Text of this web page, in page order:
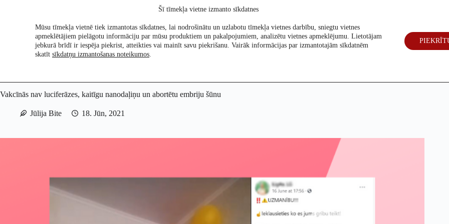
Pētījumi Re:Check Par mums Vēlēšanas 2026
Vakcīnās nav luciferāzes, kaitīgu nanodaļiņu un abortētu embriju šūnu
Jūlija Bite 18. Jūn, 2021
Šī tīmekļa vietne izmanto sīkdatnes
Mūsu tīmekļa vietnē tiek izmantotas sīkdatnes, lai nodrošinātu un uzlabotu tīmekļa vietnes darbību, sniegtu vietnes
apmeklētājiem pielāgotu informāciju par mūsu produktiem un pakalpojumiem, analizētu vietnes apmeklējumu. Lietotājam
jebkurā brīdī ir iespēja piekrist, atteikties vai mainīt savu piekrišanu. Vairāk informācijas par izmantotajām sīkdatnēm
skatīt sīkdatņu izmantošanas noteikumos.